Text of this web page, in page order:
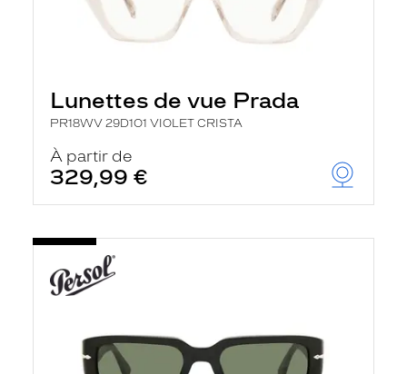
Lunettes de vue Prada
PR18WV 29D1O1 VIOLET CRISTA
À partir de
329,99 €